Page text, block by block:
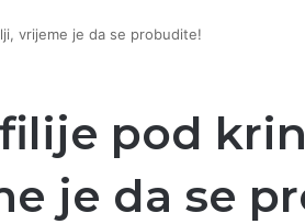
vrijeme je da se probudite!
pod
je da se